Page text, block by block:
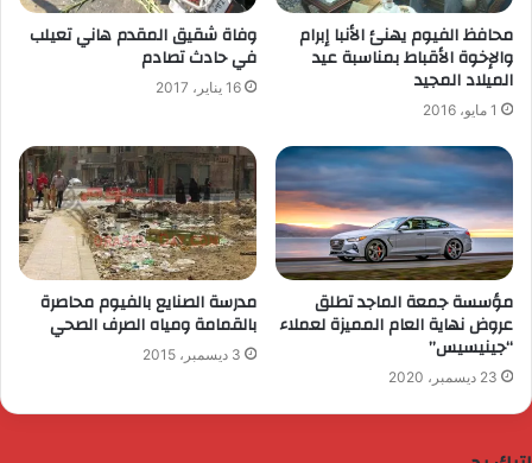
محافظ الفيوم يهنئ الأنبا إبرام
والإخوة الأقباط بمناسبة عيد
الميلاد المجيد
1 مايو، 2016
وفاة شقيق المقدم هاني تعيلب
في حادث تصادم
16 يناير، 2017
مؤسسة جمعة الماجد تطلق
عروض نهاية العام المميزة لعملاء
“جينيسيس”
23 ديسمبر، 2020
مدرسة الصنايع بالفيوم محاصرة
بالقمامة ومياه الصرف الصحي
3 ديسمبر، 2015